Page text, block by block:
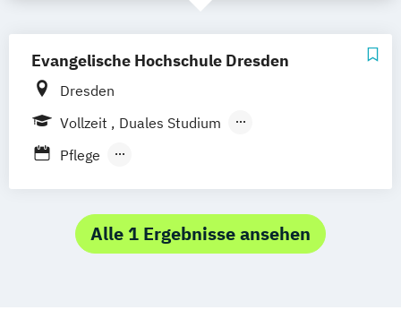
Evangelische Hochschule Dresden
Dresden
Vollzeit
Duales Studium
Berufsbegleitendes Präsenzstudium
Pflege
Pflege – Schwerpunkt: Praxisentwicklung
Soziale Arbeit (Bachelor)
Alle 1 Ergebnisse ansehen